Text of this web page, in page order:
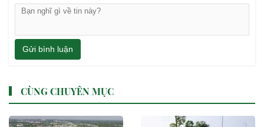
Gửi bình luận
CÙNG CHUYÊN MỤC